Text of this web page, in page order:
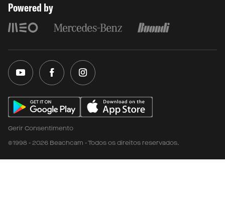
Powered by
Gerir Consentimento
©1998 - 2026 Beachcam - Todos os direitos reservados.